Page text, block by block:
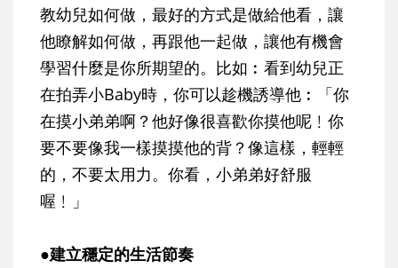
教幼兒如何做，最好的方式是做給他看，讓
他瞭解如何做，再跟他一起做，讓他有機會
學習什麼是你所期望的。比如︰看到幼兒正
在拍弄小Baby時，你可以趁機誘導他︰「你
在摸小弟弟啊？他好像很喜歡你摸他呢﹗你
要不要像我一樣摸摸他的背？像這樣，輕輕
的，不要太用力。你看，小弟弟好舒服
喔﹗」
●建立穩定的生活節奏